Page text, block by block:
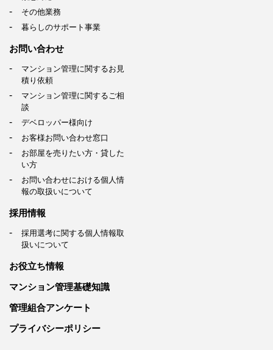
その他業務
暮らしのサポート事業
お問い合わせ
マンション管理に関するお見
積り依頼
マンション管理に関するご相
談
デベロッパー様向け
お客様お問い合わせ窓口
お部屋を売りたい方・貸した
い方
お問い合わせにおける個人情
報の取扱いについて
採用情報
採用選考に関する個人情報取
扱いについて
お役立ち情報
マンション管理基礎知識
管理組合アンケート
プライバシーポリシー